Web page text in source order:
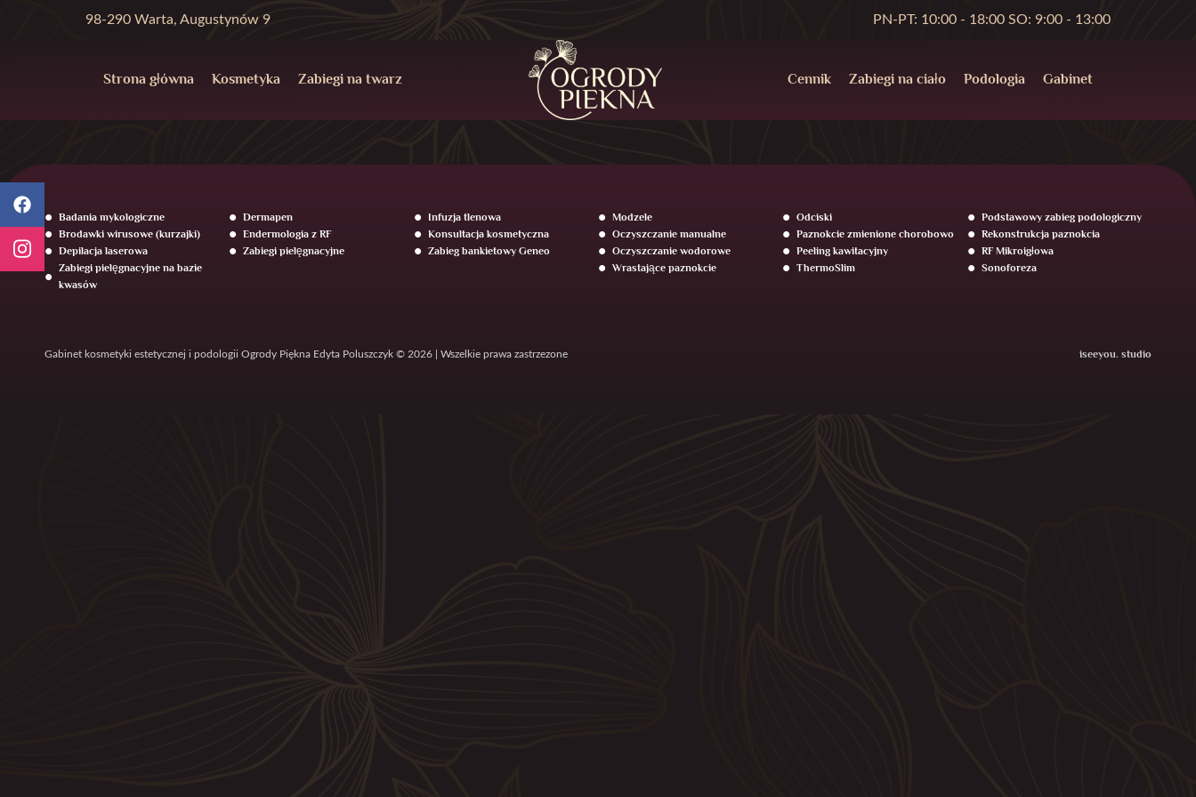
98-290 Warta, Augustynów 9 PN-PT: 10:00 - 18:00 SO: 9:00 - 13:00
Strona główna Kosmetyka Zabiegi na twarz Cennik Zabiegi na ciało Podologia Gabinet
Badania mykologiczne
Brodawki wirusowe (kurzajki)
Depilacja laserowa
Zabiegi pielęgnacyjne na bazie
kwasów
Dermapen
Endermologia z RF
Zabiegi pielęgnacyjne
Infuzja tlenowa
Konsultacja kosmetyczna
Zabieg bankietowy Geneo
Modzele
Oczyszczanie manualne
Oczyszczanie wodorowe
Wrastające paznokcie
Odciski
Paznokcie zmienione chorobowo
Peeling kawitacyjny
ThermoSlim
Podstawowy zabieg podologiczny
Rekonstrukcja paznokcia
RF Mikroigłowa
Sonoforeza
Gabinet kosmetyki estetycznej i podologii Ogrody Piękna Edyta Poluszczyk © 2026 | Wszelkie prawa zastrzezone iseeyou. studio